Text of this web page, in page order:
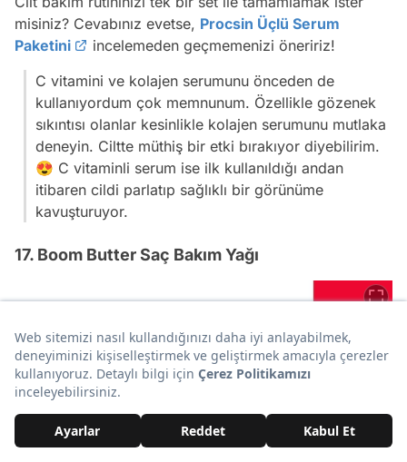
misiniz? Cevabınız evetse, Procsin Üçlü Serum
Paketini
incelemeden geçmemenizi öneririz!
C vitamini ve kolajen serumunu önceden de
kullanıyordum çok memnunum. Özellikle gözenek
sıkıntısı olanlar kesinlikle kolajen serumunu mutlaka
deneyin. Ciltte müthiş bir etki bırakıyor diyebilirim.
😍 C vitaminli serum ise ilk kullanıldığı andan
itibaren cildi parlatıp sağlıklı bir görünüme
kavuşturuyor.
17. Boom Butter Saç Bakım Yağı